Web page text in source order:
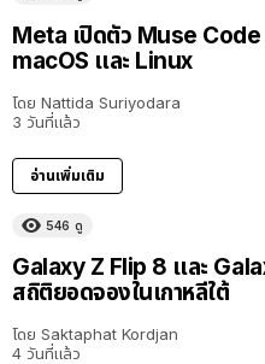
Meta เปิดตัว Muse Code
macOS และ Linux
โดย Nattida Suriyodara
3 วันที่แล้ว
อ่านเพิ่มเติม
546 ดู
Galaxy Z Flip 8 และ
สถิติยอดจองในเกาหลีใต้
โดย Saktaphat Kordjan
4 วันที่แล้ว